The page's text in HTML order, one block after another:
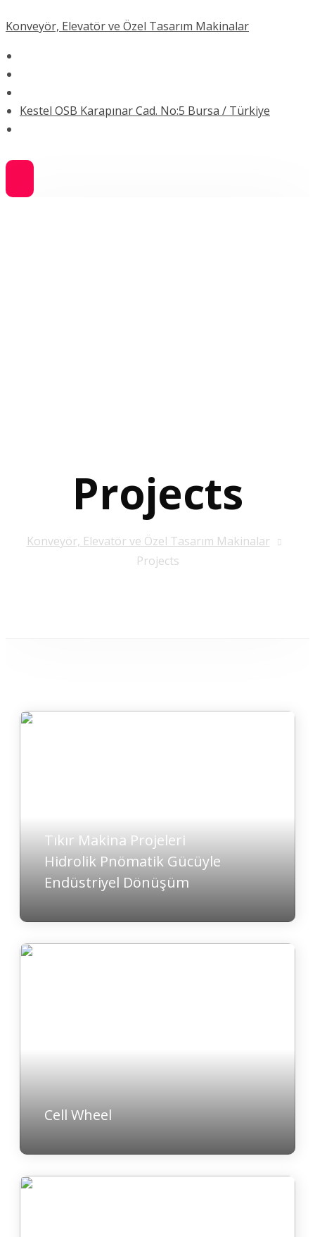
Konveyör, Elevatör ve Özel Tasarım Makinalar
Kestel OSB Karapınar Cad. No:5 Bursa / Türkiye
Projects
Konveyör, Elevatör ve Özel Tasarım Makinalar
Projects
Tıkır Makina Projeleri
Hidrolik Pnömatik Gücüyle
Endüstriyel Dönüşüm
Cell Wheel